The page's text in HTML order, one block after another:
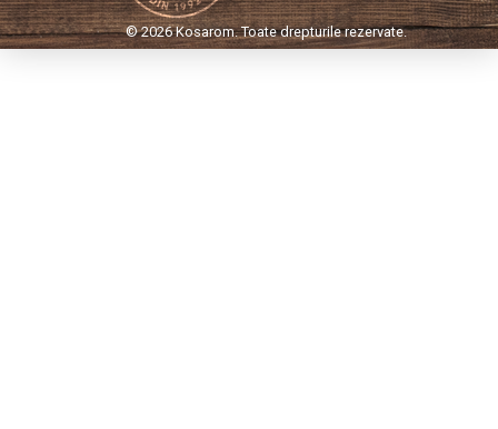
© 2026 Kosarom. Toate drepturile rezervate.